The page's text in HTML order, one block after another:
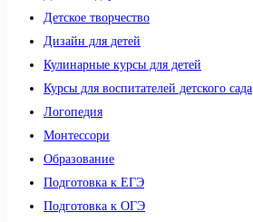
Детское творчество
Дизайн для детей
Кулинарные курсы для детей
Курсы для воспитателей детского сада
Логопедия
Монтессори
Образование
Подготовка к ЕГЭ
Подготовка к ОГЭ